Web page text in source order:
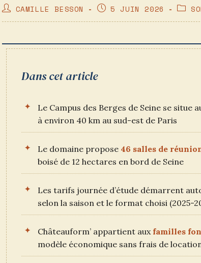
AUTEUR/AUTRICE
CAMILLE BESSON
PUBLICATION
5 JUIN 2026
POST
Dans cet article
Le Campus des Berges de Seine se situe
à environ 40 km au sud-est de Paris
Le domaine propose 46 salles de
boisé de 12 hectares en bord de Seine
Les tarifs journée d’étude démarrent
selon la saison et le format choisi (2025-
Châteauform’ appartient aux familles
modèle économique sans frais de